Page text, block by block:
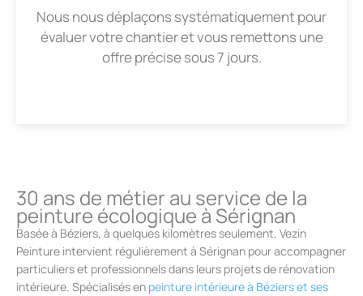
Nous nous déplaçons systématiquement pour
évaluer votre chantier et vous remettons une
offre précise sous 7 jours.
30 ans de métier au service de la
peinture écologique à Sérignan
Basée à Béziers, à quelques kilomètres seulement, Vezin
Peinture intervient régulièrement à Sérignan pour accompagner
particuliers et professionnels dans leurs projets de rénovation
intérieure. Spécialisés en peinture intérieure à Béziers et ses